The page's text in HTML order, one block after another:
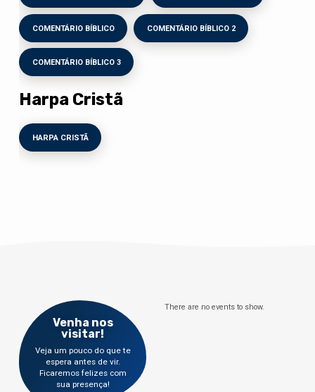
COMENTÁRIO BÍBLICO COMENTÁRIO BÍBLICO 2
COMENTÁRIO BÍBLICO 3
Harpa Cristã
HARPA CRISTÃ
Venha nos
visitar!
Veja um pouco do que te
espera antes de vir.
Ficaremos felizes com
sua presença!
There are no events to show.